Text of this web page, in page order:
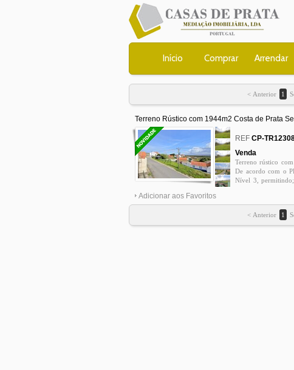
Início Comprar Arrendar
< Anterior 1
Terreno Rústico com 1944m2 Costa de Prata
0
REF CP-
Venda
Terreno rústico
De acordo com o
Nível 3,
da Rainha, Foz do
de Óbidos, Peniche
e Nazaré, a 1h de
928502457;
Adicionar aos Favoritos
< Anterior 1